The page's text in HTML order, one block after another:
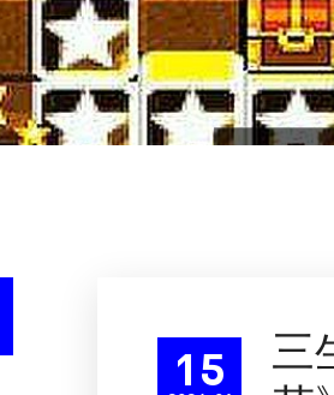
15
三